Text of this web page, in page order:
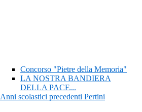
Concorso "Pietre della Memoria"
LA NOSTRA BANDIERA
DELLA PACE...
Anni scolastici precedenti Pertini